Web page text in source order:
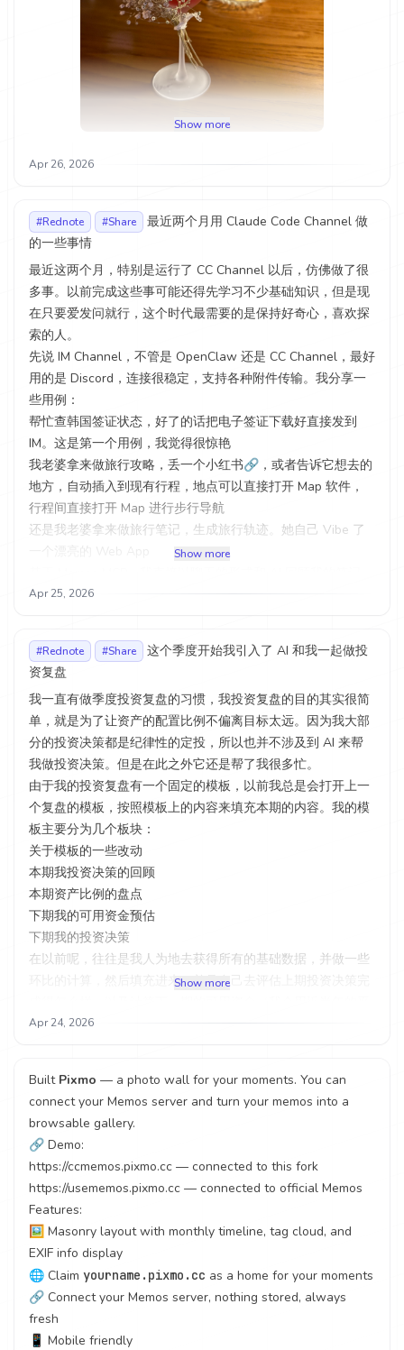
Show more
Apr 26, 2026
#Rednote #Share
最近两个月用 Claude Code Channel 做
的一些事情
最近这两个月，特别是运行了 CC Channel 以后，仿佛做了很
多事。以前完成这些事可能还得先学习不少基础知识，但是现
在只要爱发问就行，这个时代最需要的是保持好奇心，喜欢探
索的人。
先说 IM Channel，不管是 OpenClaw 还是 CC Channel，最好
用的是 Discord，连接很稳定，支持各种附件传输。我分享一
些用例：
帮忙查韩国签证状态，好了的话把电子签证下载好直接发到
IM。这是第一个用例，我觉得很惊艳
我老婆拿来做旅行攻略，丢一个小红书🔗，或者告诉它想去的
地方，自动插入到现有行程，地点可以直接打开 Map 软件，
行程间直接打开 Map 进行步行导航
还是我老婆拿来做旅行笔记，生成旅行轨迹。她自己 Vibe 了
用来记待办事项，我一直使用自然语言的方式记待办，之前用
也支持快捷指令发送，所以可以使用快捷指令唤醒 iMessage
直接发消息给 AI 来执行类似的一次性任务
再就是关于定时任务，这部分其实和 Channel 关系不大，但我
是受到 Channel 启发，目前我运行了如下的自动任务，复杂的
推送到 IM Channel，简单的直接推送通知消息：
每天推送我的历史今日 Memos
每周拉取 2 次 Claude 相关推文，做摘要以后推送，我可以按
需查看对应推文
每天推送逾期的，以及本周的待办事项，包括我自己的待办，
还有和老婆共享的家庭待办
我用 Memos 来管理浇花施肥记录，让 AI 查看历史记录，告诉
我今天有哪些需要浇花和施肥的
我觉得每个人都要想想自己每天想看到哪些通知，用自动任务
和 AI 摘要来定制你的通知，而不是任由软件的通知淹没你，
未来是个趋势。
Show more
Apr 25, 2026
#Rednote #Share
这个季度开始我引入了 AI 和我一起做投
资复盘
我一直有做季度投资复盘的习惯，我投资复盘的目的其实很简
单，就是为了让资产的配置比例不偏离目标太远。因为我大部
分的投资决策都是纪律性的定投，所以也并不涉及到 AI 来帮
我做投资决策。但是在此之外它还是帮了我很多忙。
由于我的投资复盘有一个固定的模板，以前我总是会打开上一
个复盘的模板，按照模板上的内容来填充本期的内容。我的模
板主要分为几个板块：
关于模板的一些改动
本期我投资决策的回顾
本期资产比例的盘点
下期我的可用资金预估
下期我的投资决策
在以前呢，往往是我人为地去获得所有的基础数据，并做一些
环比的计算，然后填充进来。并且自己去评估上期投资决策完
均流入资金来预估我下个季度每个月的可用资金），然后再完
自动帮我计算出衍生的数据。它还会自动抓取上一次复盘，拿
到相关的数据去做一些对比和聚合。并且自动判断我的投资决
策完成度，以及提供下一次投资决策的建议，再把这些建议写
入到苹果待办事项。
获得所有相关数据以后，我让他自动更新我 Vibe 的复盘
App，以图表的形式为我呈现一些关键数据，并支持导出截
图，便有了精美的图表分析。
最后，我把和 AI 的这次对话，让他做成一个 skill，下个季度
复盘就能直接使用，它来问我要数据，我只要提供数据，接下
来的投资记录、投资决策建议、决策写入待办事项、更新图表
全部一气呵成。
Show more
Apr 24, 2026
Built Pixmo — a photo wall for your moments. You can
connect your Memos server and turn your memos into a
browsable gallery.
🔗 Demo:
https://ccmemos.pixmo.cc — connected to this fork
https://usememos.pixmo.cc — connected to official Memos
Features:
🖼️ Masonry layout with monthly timeline, tag cloud, and
EXIF info display
🌐 Claim yourname.pixmo.cc as a home for your moments
🔗 Connect your Memos server, nothing stored, always
fresh
📱 Mobile friendly